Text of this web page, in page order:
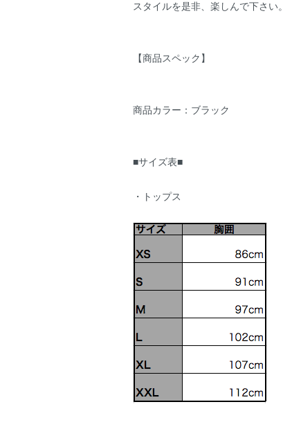
スタイルを是非、楽しんで下さい。
【商品スペック】
商品カラー：ブラック
■サイズ表■
・トップス